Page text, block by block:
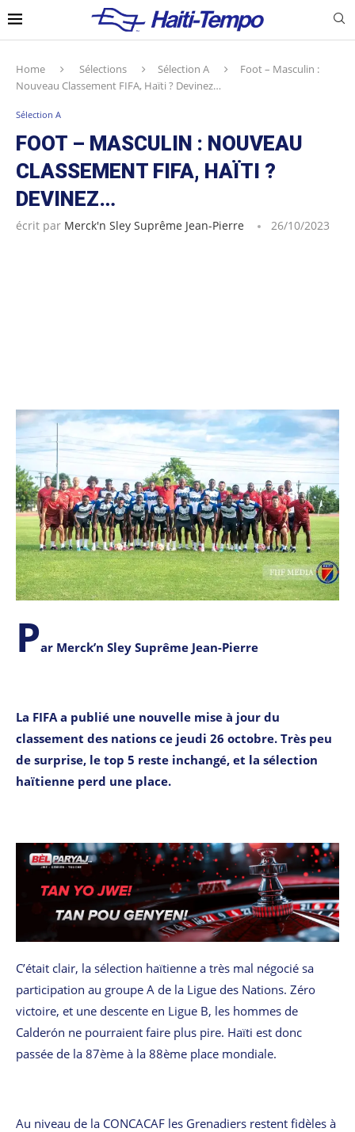
Home Sélections Sélection A
Foot – Masculin :
Nouveau Classement FIFA, Haïti ? Devinez…
Sélection A
FOOT – MASCULIN : NOUVEAU
CLASSEMENT FIFA, HAÏTI ?
DEVINEZ…
écrit par Merck'n Sley Suprême Jean-Pierre 26/10/2023
Par Merck’n Sley Suprême Jean-Pierre
La FIFA a publié une nouvelle mise à jour du
classement des nations ce jeudi 26 octobre. Très peu
de surprise, le top 5 reste inchangé, et la sélection
haïtienne perd une place.
C’était clair, la sélection haïtienne a très mal négocié sa
participation au groupe A de la Ligue des Nations. Zéro
victoire, et une descente en Ligue B, les hommes de
Calderón ne pourraient faire plus pire. Haïti est donc
passée de la 87ème à la 88ème place mondiale.
Au niveau de la CONCACAF les Grenadiers restent fidèles à